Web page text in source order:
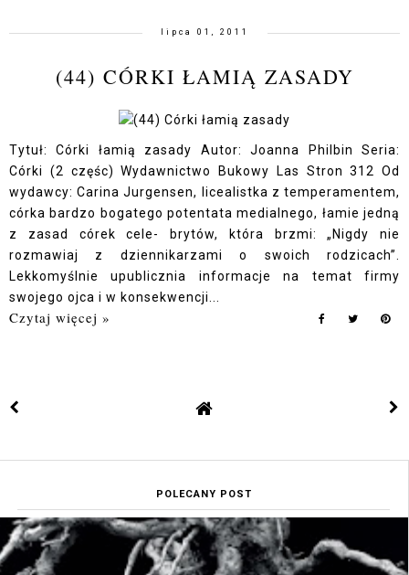
lipca 01, 2011
(44) CÓRKI ŁAMIĄ ZASADY
Tytuł: Córki łamią zasady Autor: Joanna Philbin Seria:
Córki (2 częśc) Wydawnictwo Bukowy Las Stron 312 Od
wydawcy: Carina Jurgensen, licealistka z temperamentem,
córka bardzo bogatego potentata medialnego, łamie jedną
z zasad córek cele- brytów, która brzmi: „Nigdy nie
rozmawiaj z dziennikarzami o swoich rodzicach”.
Lekkomyślnie upublicznia informacje na temat firmy
swojego ojca i w konsekwencji...
Czytaj więcej »
POLECANY POST